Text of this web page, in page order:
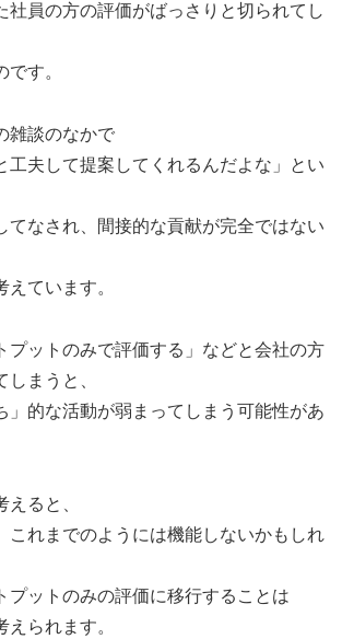
社員の方の評価がばっさりと切られてし
す。
雑談のなかで
工夫して提案してくれるんだよな」とい
てなされ、間接的な貢献が完全ではない
ています。
プットのみで評価する」などと会社の方
まうと、
」的な活動が弱まってしまう可能性があ
えると、
これまでのようには機能しないかもしれ
プットのみの評価に移行することは
られます。